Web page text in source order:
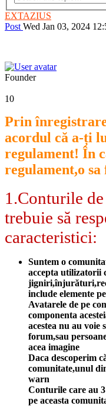
EXTAZIUS
Post Wed Jan 03, 2024
Founder
10
Prin
acordul că a-ți
regulament! În
regulament,o
1.Conturile
trebuie să
caracteristici:
Suntem o
accepta utilizatorii
include elemente
Avatarele de pe
componenta
acestea nu au voie
forum,sau
acea imagine
Daca descoperim
comunitate,unul
warn
Conturile care au
pe aceasta